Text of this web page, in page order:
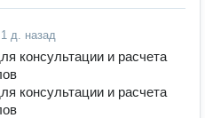
1 д. назад
консультации и расчета
консультации и расчета